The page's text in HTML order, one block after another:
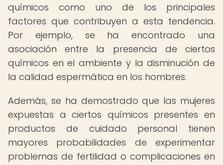
químicos como uno de los principales
factores que contribuyen a esta tendencia.
Por ejemplo, se ha encontrado una
asociación entre la presencia de ciertos
químicos en el ambiente y la disminución de
la calidad espermática en los hombres.
Además, se ha demostrado que las mujeres
expuestas a ciertos químicos presentes en
productos de cuidado personal tienen
mayores probabilidades de experimentar
problemas de fertilidad o complicaciones en